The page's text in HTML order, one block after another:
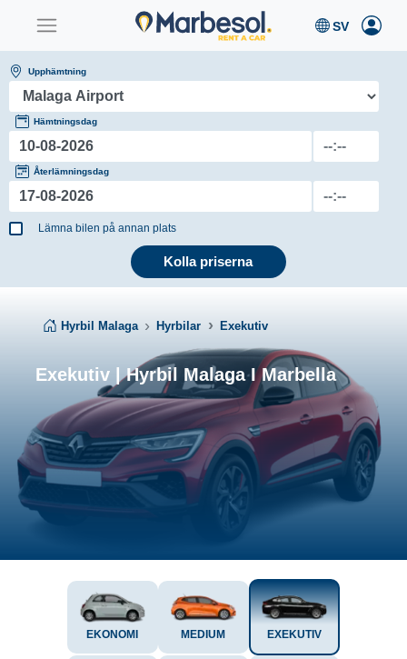
Upphämtning
Hämtningsdag
Återlämningsdag
Lämna bilen på annan plats
Kolla priserna
Hyrbil Malaga Hyrbilar Exekutiv
Exekutiv | Hyrbil Malaga I Marbella
EKONOMI MEDIUM EXEKUTIV